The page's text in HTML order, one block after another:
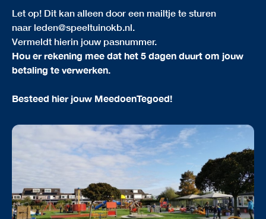
Let op! Dit kan alleen door een mailtje te sturen
naar leden@speeltuinokb.nl.
Vermeldt hierin jouw pasnummer.
Hou er rekening mee dat het 5 dagen duurt om jouw
betaling te verwerken.
Besteed hier jouw MeedoenTegoed!